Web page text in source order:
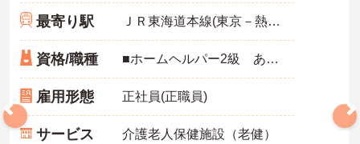
最寄り駅 ＪＲ東海道本線(東京－熱海)
資格/職種 ■ホームヘルパー2級 あれば尚可 ■介護福祉士 あれば尚可 ■介護職1年以上の経験 あれば尚可 ※介護職1年以上の経験者は資格なくても応募可能
雇用形態 正社員(正職員)
サービス 介護老人保健施設（老健）